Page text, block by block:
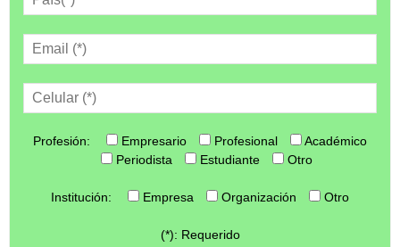
Profesión: Empresario Profesional
Académico
Periodista
Estudiante Otro
Institución: Empresa Organización Otro
(*): Requerido